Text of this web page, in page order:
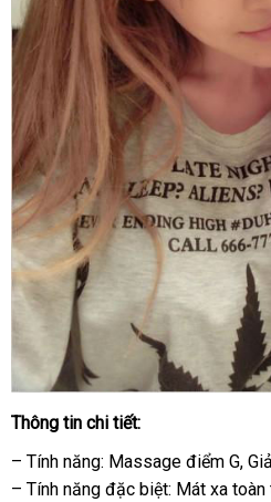
Thông tin chi tiết:
– Tính năng: Massage điểm Gthế
giới
,
– Tính năng Úc
đặc biệt: Mát xa